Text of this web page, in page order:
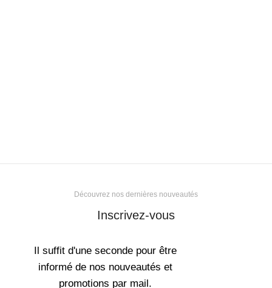
Découvrez nos dernières nouveautés
Inscrivez-vous
Il suffit d'une seconde pour être
informé de nos nouveautés et
promotions par mail.